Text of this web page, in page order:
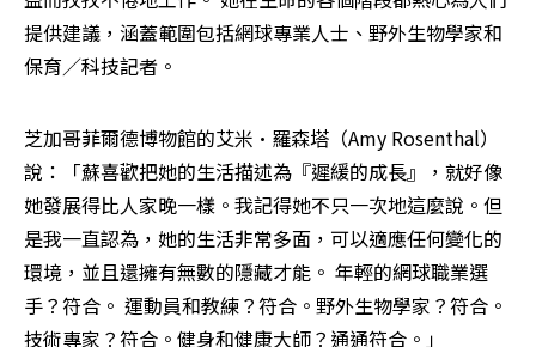
提供建議，涵蓋範圍包括網球專業人士、野外生物學家和
保育／科技記者。
芝加哥菲爾德博物館的艾米·羅森塔（Amy Rosenthal）
說：「蘇喜歡把她的生活描述為『遲緩的成長』，就好像
她發展得比人家晚一樣。我記得她不只一次地這麼說。但
是我一直認為，她的生活非常多面，可以適應任何變化的
環境，並且還擁有無數的隱藏才能。 年輕的網球職業選
手？符合。 運動員和教練？符合。野外生物學家？符合。
技術專家？符合。健身和健康大師？通通符合。」